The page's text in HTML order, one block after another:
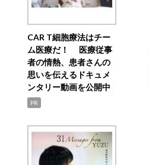
CAR T細胞療法はチー
ム医療だ！ 医療従事
者の情熱、患者さんの
思いを伝えるドキュメ
ンタリー動画を公開中
PR